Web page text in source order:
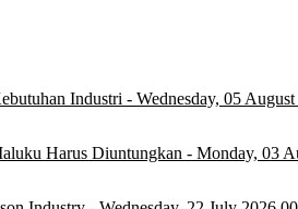
Industri - Wednesday, 05
Harus Diuntungkan - Monday, 03